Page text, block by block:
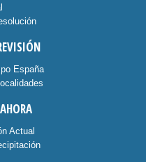
España
Actual